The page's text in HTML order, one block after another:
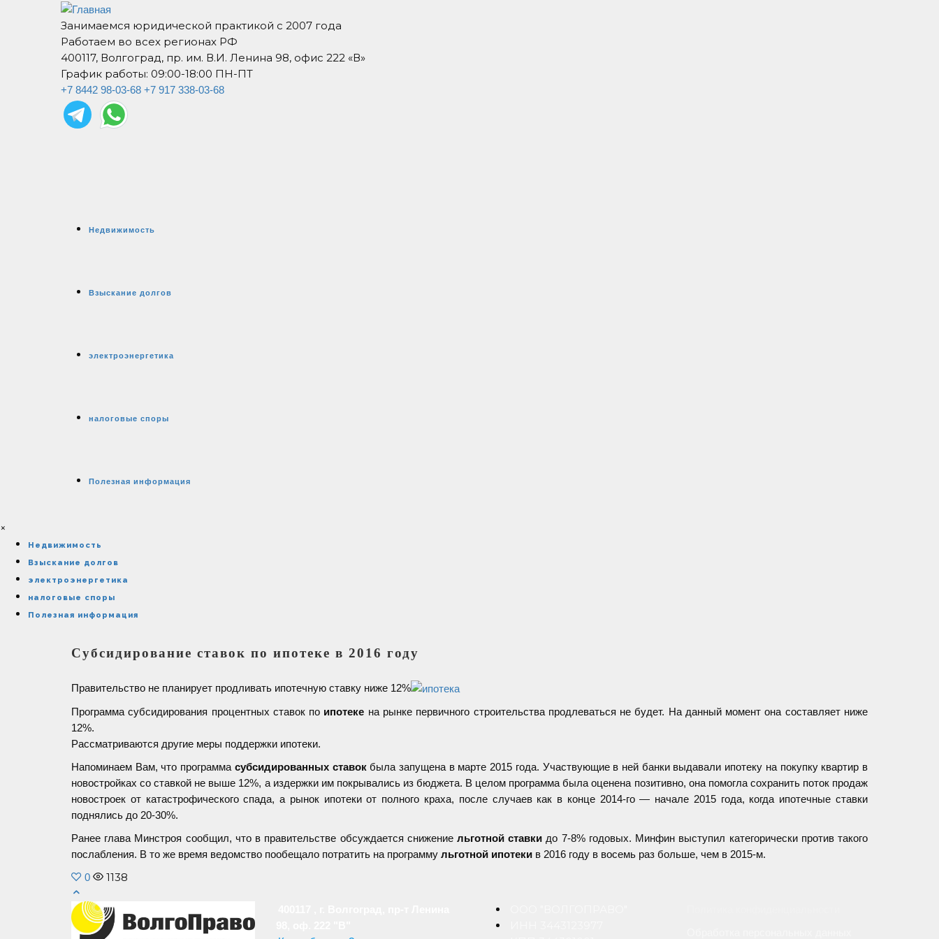
Занимаемся юридической практикой с 2007 года
Работаем во всех регионах РФ
400117, Волгоград, пр. им. В.И. Ленина 98, офис 222 «В»
График работы: 09:00-18:00 ПН-ПТ
+7 8442 98-03-68 +7 917 338-03-68
Недвижимость
Взыскание долгов
электроэнергетика
налоговые споры
Полезная информация
×
Недвижимость
Взыскание долгов
электроэнергетика
налоговые споры
Полезная информация
Субсидирование ставок по ипотеке в 2016 году
Правительство не планирует продливать ипотечную ставку ниже 12%
Программа субсидирования процентных ставок по ипотеке на рынке первичного строительства продлеваться не будет. На данный момент она составляет ниже
12%.
Рассматриваются другие меры поддержки ипотеки.
Напоминаем Вам, что программа субсидированных ставокбыла запущена в марте 2015 года. Участвующие в ней банки выдавали ипотеку на покупку квартир в
новостройках со ставкой не выше 12%, а издержки им покрывались из бюджета. В целом программа была оценена позитивно, она помогла сохранить поток продаж
новостроек от катастрофического спада, а рынок ипотеки от полного краха, после случаев как в конце 2014-го — начале 2015 года, когда ипотечные ставки
поднялись до 20-30%.
Ранее глава Минстроя сообщил, что в правительстве обсуждается снижение льготной ставки до 7-8% годовых. Минфин выступил категорически против такого
послабления. В то же время ведомство пообещало потратить на программу льготной ипотеки в 2016 году в восемь раз больше, чем в 2015-м.
0
1138